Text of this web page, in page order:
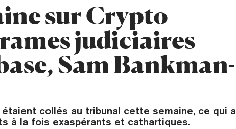
sur Crypto
judiciaires
Sam Bankman-
collés au tribunal cette semaine, ce qui a
à la fois exaspérants et cathartiques.